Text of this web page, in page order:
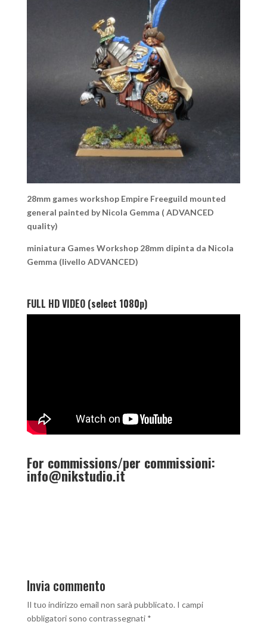
28mm games workshop Empire Freeguild mounted
general painted by Nicola Gemma ( ADVANCED
quality)
miniatura Games Workshop 28mm dipinta da Nicola
Gemma (livello ADVANCED)
FULL HD VIDEO (select 1080p)
For commissions/per commissioni:
info@nikstudio.it
Invia commento
Il tuo indirizzo email non sarà pubblicato. I campi
obbligatori sono contrassegnati *